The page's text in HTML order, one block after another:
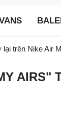
trên Nike Air
AIRS"